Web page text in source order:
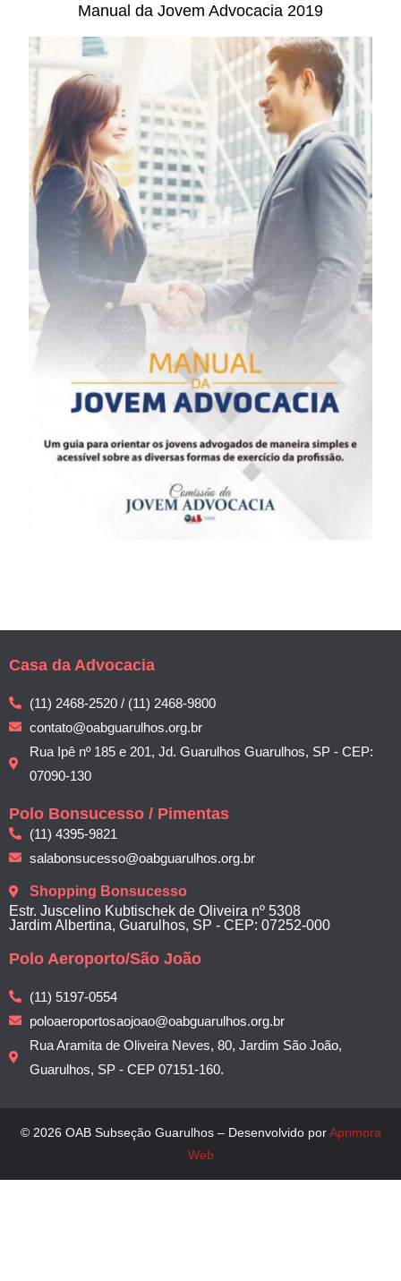
Manual da Jovem Advocacia 2019
Casa da Advocacia
(11) 2468-2520 / (11) 2468-9800
contato@oabguarulhos.org.br
Rua Ipê nº 185 e 201, Jd. Guarulhos Guarulhos, SP - CEP:
07090-130
Polo Bonsucesso / Pimentas
(11) 4395-9821
salabonsucesso@oabguarulhos.org.br
Shopping Bonsucesso
Estr. Juscelino Kubtischek de Oliveira nº 5308
Jardim Albertina, Guarulhos, SP - CEP: 07252-000
Polo Aeroporto/São João
(11) 5197-0554
poloaeroportosaojoao@oabguarulhos.org.br
Rua Aramita de Oliveira Neves, 80, Jardim São João,
Guarulhos, SP - CEP 07151-160.
© 2026 OAB Subseção Guarulhos – Desenvolvido porAprimora
Web